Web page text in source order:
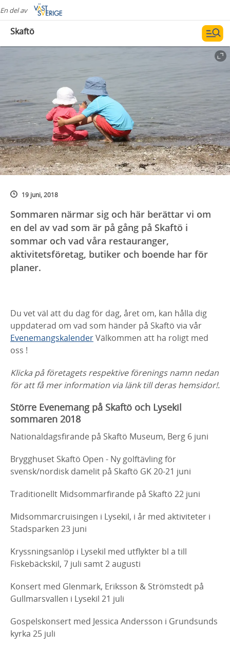
En del av
Skaftö
19 juni, 2018
Sommaren närmar sig och här berättar vi om
en del av vad som är på gång på Skaftö i
sommar och vad våra restauranger,
aktivitetsföretag, butiker och boende har för
planer.
Du vet väl att du dag för dag, året om, kan hålla dig
uppdaterad om vad som händer på Skaftö via vår
EvenemangskalenderVälkommen att ha roligt med
oss !
Klicka på företagets respektive förenings namn nedan
för att få mer information via länk till deras hemsidor!.
Större Evenemang på Skaftö och Lysekil
sommaren 2018
Nationaldagsfirande på Skaftö Museum, Berg 6 juni
Brygghuset Skaftö Open - Ny golftävling för
svensk/nordisk damelit på Skaftö GK 20-21 juni
Traditionellt Midsommarfirande på Skaftö 22 juni
Midsommarcruisingen i Lysekil, i år med aktiviteter i
Stadsparken 23 juni
Kryssningsanlöp i Lysekil med utflykter bl a till
Fiskebäckskil, 7 juli samt 2 augusti
Konsert med Glenmark, Eriksson & Strömstedt på
Gullmarsvallen i Lysekil 21 juli
Gospelskonsert med Jessica Andersson i Grundsunds
kyrka 25 juli